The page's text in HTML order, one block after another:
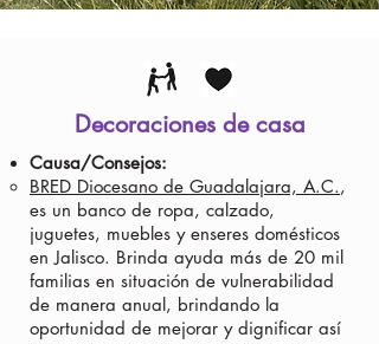
Decoraciones de casa
Causa/Consejos:
BRED Diocesano de Guadalajara, A.C.,
es un banco de ropa, calzado,
juguetes, muebles y enseres domésticos
en Jalisco. Brinda ayuda más de 20 mil
familias en situación de vulnerabilidad
de manera anual, brindando la
oportunidad de mejorar y dignificar así